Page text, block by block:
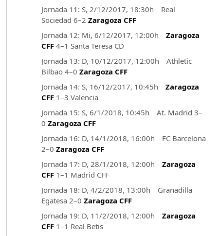
Jornada 11: S, 2/12/2017, 18:30h Real
Sociedad 6–2 Zaragoza CFF
Jornada 12: Mi, 6/12/2017, 12:00h Zaragoza
CFF4–1 Santa Teresa CD
Jornada 13: D, 10/12/2017, 12:00h Athletic
Bilbao 4–0 Zaragoza CFF
Jornada 14: S, 16/12/2017, 10:45h Zaragoza
CFF1–3 Valencia
Jornada 15: S, 6/1/2018, 10:45h At. Madrid 3–
0 Zaragoza CFF
Jornada 16: D, 14/1/2018, 16:00h FC Barcelona
2–0 Zaragoza CFF
Jornada 17: D, 28/1/2018, 12:00h Zaragoza
CFF1–1 Madrid CFF
Jornada 18: D, 4/2/2018, 13:00h Granadilla
Egatesa 2–0 Zaragoza CFF
Jornada 19: D, 11/2/2018, 12:00h Zaragoza
CFF1–1 Real Betis